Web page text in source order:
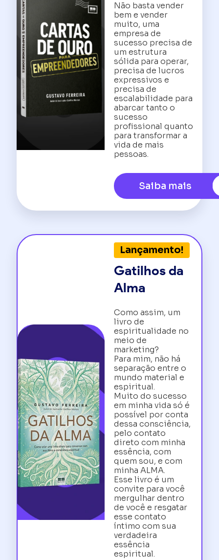
Não basta vender
bem e vender
muito, uma
empresa de
sucesso precisa de
um estrutura
sólida para operar,
precisa de lucros
expressivos e
precisa de
escalabilidade para
abarcar tanto o
sucesso
profissional quanto
para transformar a
vida de mais
pessoas.
Saiba mais
Lançamento!
Gatilhos da
Alma
Como assim, um
livro de
espiritualidade no
meio de
marketing?
Para mim, não há
separação entre o
mundo material e
espiritual.
Muito do sucesso
em minha vida só é
possível por conta
dessa consciência,
pelo contato
direto com minha
essência, com
quem sou, e com
minha ALMA.
Esse livro é um
convite para você
mergulhar dentro
de você e resgatar
esse contato
íntimo com sua
verdadeira
essência
espiritual.